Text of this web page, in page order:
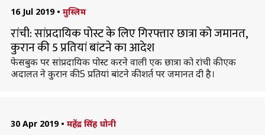
16 Jul 2019 • मुस्लिम
रांची: सांप्रदायिक पोस्ट के लिए गिरफ्तार छात्रा को जमानत,
कुरान की 5 प्रतियां बांटने का आदेश
फेसबुक पर सांप्रदायिक पोस्ट करने वाली एक छात्रा को रांची की एक
अदालत ने कुरान की 5 प्रतियां बांटने की शर्त पर जमानत दी है।
30 Apr 2019 • महेंद्र सिंह धोनी